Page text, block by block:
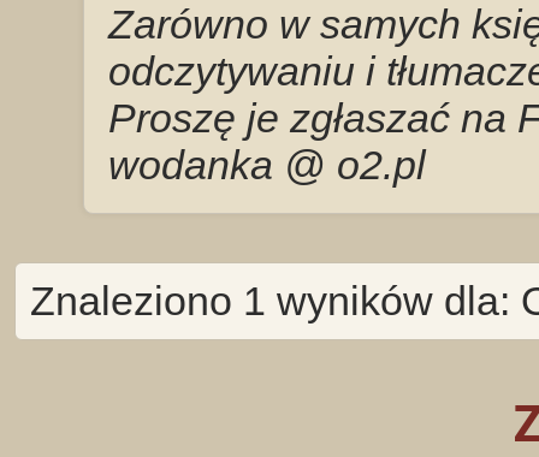
Zarówno w samych
odczytywaniu i
Proszę je zgłaszać na
wodanka @ o2.pl
Znaleziono 1 wyników dla: